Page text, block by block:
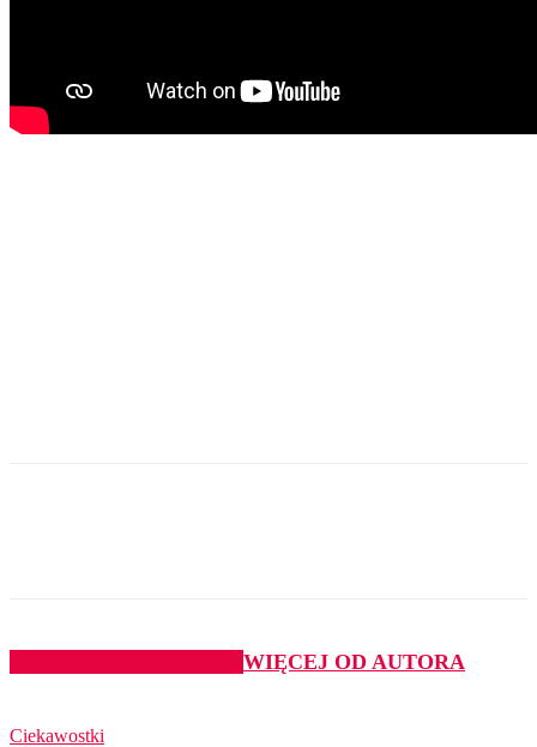
WIĘCEJ OD AUTORA
Ciekawostki